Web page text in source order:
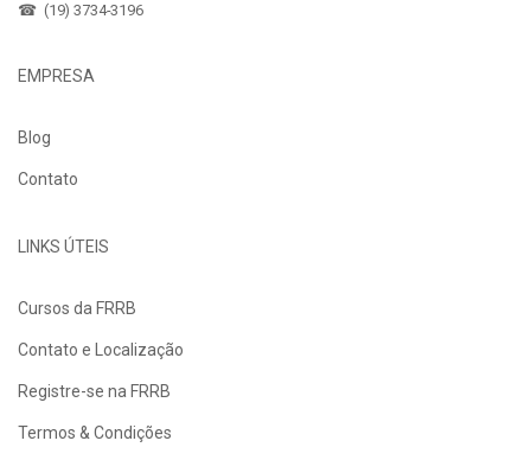
☎ (19) 3734-3196
EMPRESA
Blog
Contato
LINKS ÚTEIS
Cursos da FRRB
Contato e Localização
Registre-se na FRRB
Termos & Condições